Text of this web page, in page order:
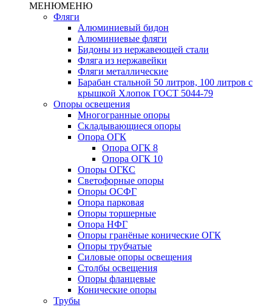
МЕНЮМЕНЮ
Фляги
Алюминиевый бидон
Алюминиевые фляги
Бидоны из нержавеющей стали
Фляга из нержавейки
Фляги металлические
Барабан стальной 50 литров, 100 литров с
крышкой Хлопок ГОСТ 5044-79
Опоры освещения
Многогранные опоры
Складывающиеся опоры
Опора ОГК
Опора ОГК 8
Опора ОГК 10
Опоры ОГКС
Светофорные опоры
Опоры ОСФГ
Опора парковая
Опоры торшерные
Опора НФГ
Опоры гранёные конические ОГК
Опоры трубчатые
Силовые опоры освещения
Столбы освещения
Опоры фланцевые
Конические опоры
Трубы